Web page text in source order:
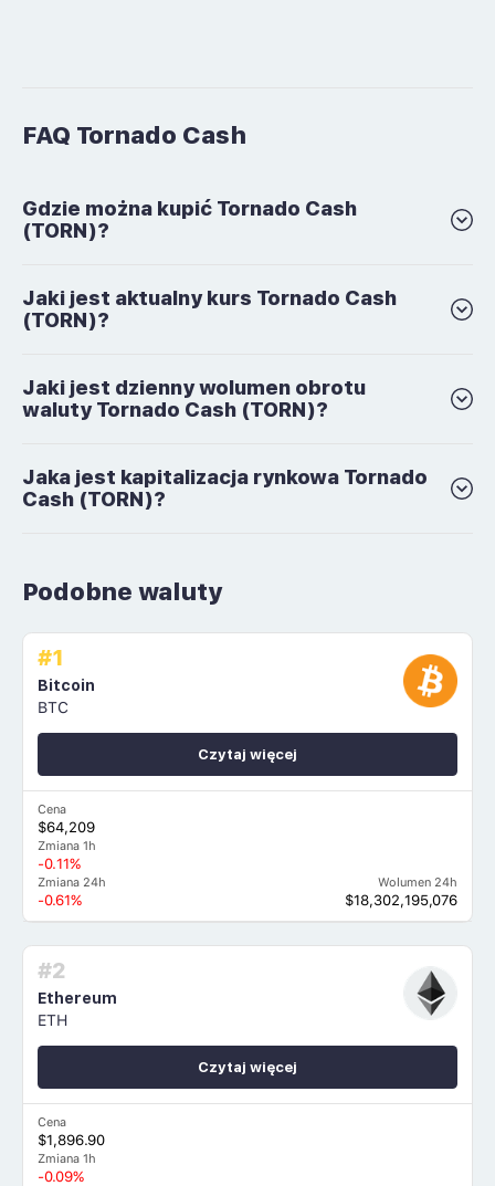
FAQ Tornado Cash
Gdzie można kupić Tornado Cash
(TORN)?
Jaki jest aktualny kurs Tornado Cash
(TORN)?
Jaki jest dzienny wolumen obrotu
waluty Tornado Cash (TORN)?
Jaka jest kapitalizacja rynkowa Tornado
Cash (TORN)?
Podobne waluty
#1
Bitcoin
BTC
Cena
$64,209
Zmiana 1h
-0.11%
Zmiana 24h
-0.61%
Wolumen 24h
$18,302,195,076
Czytaj więcej
#2
Ethereum
ETH
Cena
$1,896.90
Zmiana 1h
-0.09%
Czytaj więcej